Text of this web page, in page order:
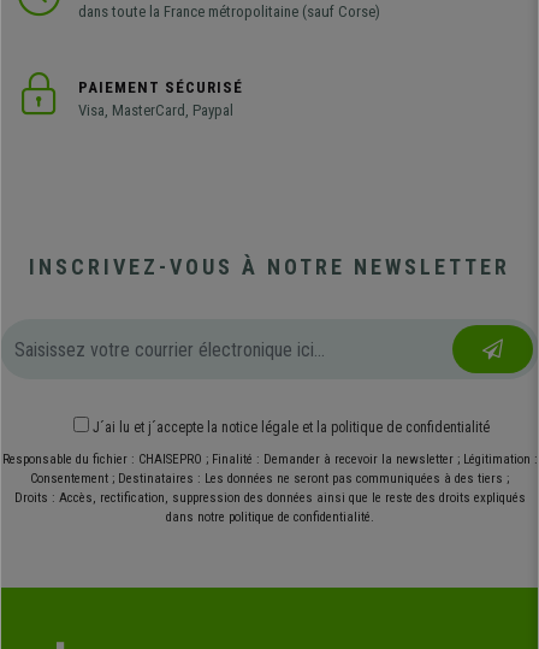
dans toute la France métropolitaine (sauf Corse)
PAIEMENT SÉCURISÉ
Visa, MasterCard, Paypal
INSCRIVEZ-VOUS À NOTRE NEWSLETTER
J´ai lu et j´accepte la notice légale et la politique de confidentialité
Responsable du fichier : CHAISEPRO ; Finalité : Demander à recevoir la newsletter ; Légitimation :
Consentement ; Destinataires : Les données ne seront pas communiquées à des tiers ;
Droits : Accès, rectification, suppression des données ainsi que le reste des droits expliqués
dans notre politique de confidentialité.